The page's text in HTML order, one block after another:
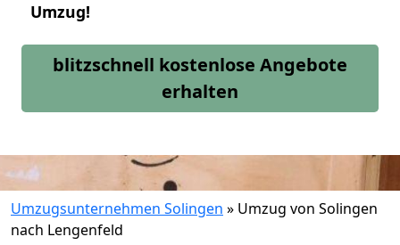
Umzug!
blitzschnell kostenlose Angebote
erhalten
Umzugsunternehmen Solingen » Umzug von Solingen
nach Lengenfeld